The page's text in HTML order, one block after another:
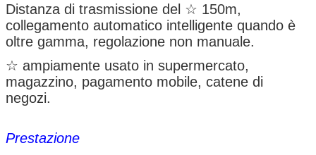
Distanza di trasmissione del ☆ 150m,
collegamento automatico intelligente quando è
oltre gamma, regolazione non manuale.
☆ ampiamente usato in supermercato,
magazzino, pagamento mobile, catene di
negozi.
Prestazione